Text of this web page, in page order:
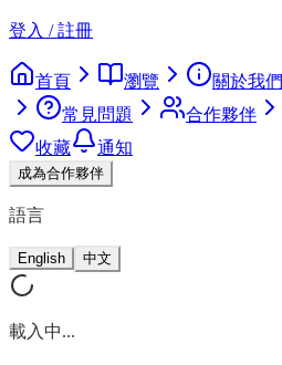
登入 / 註冊
首頁 瀏覽 關於我們
常見問題
合作夥伴
收藏
通知
成為合作夥伴
語言
English 中文
載入中...